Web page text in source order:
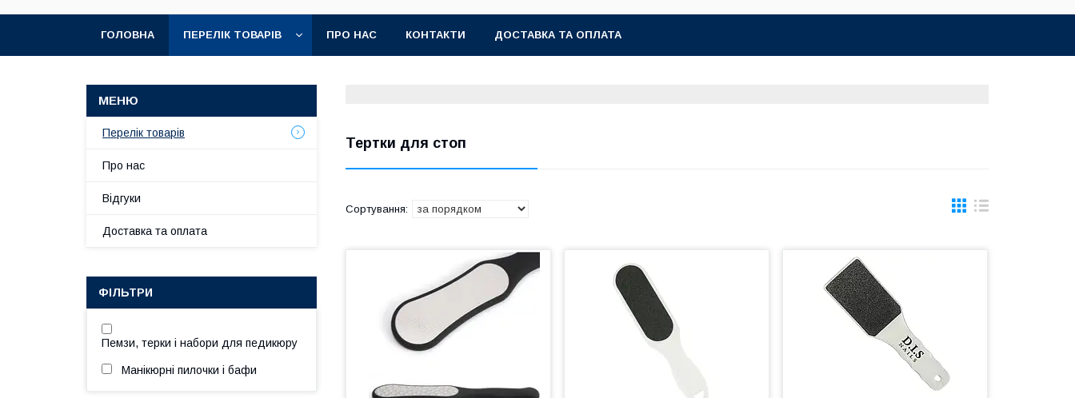
ГОЛОВНА ПЕРЕЛІК ТОВАРІВ ПРО НАС КОНТАКТИ ДОСТАВКА ТА ОПЛАТА
Тертки для стоп
Перелік товарів
Про нас
Відгуки
Доставка та оплата
ФІЛЬТРИ
Пемзи, терки і набори для педикюру
Манікюрні пилочки і бафи